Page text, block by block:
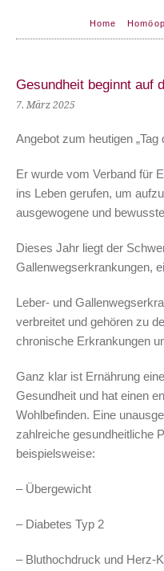
Home
Gesundheit beginnt auf
7. März 2025
Angebot zum heutigen
Er wurde vom Verband für
ins Leben gerufen, um
ausgewogene und
Dieses Jahr liegt der
Gallenwegserkrankungen,
Leber- und
verbreitet und gehören zu
chronische Erkrankungen
Ganz klar ist Ernährung
Gesundheit und hat einen
Wohlbefinden. Eine
zahlreiche gesundheitliche
beispielsweise:
– Übergewicht
– Diabetes Typ 2
– Bluthochdruck und Herz-